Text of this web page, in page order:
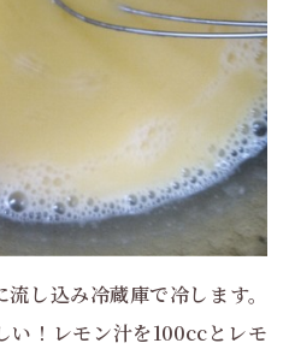
し込み冷蔵庫で冷します。
い！レモン汁を100ccとレモ